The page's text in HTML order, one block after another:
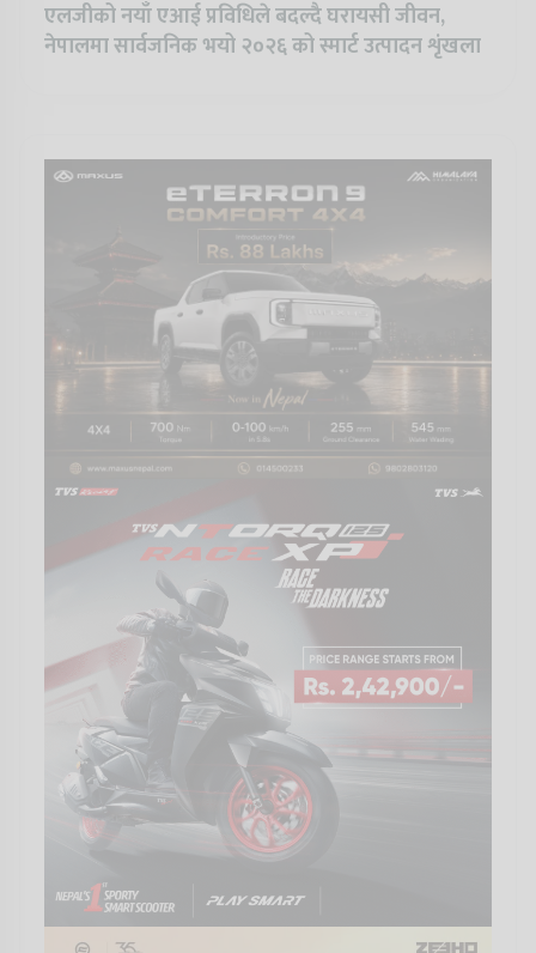
एलजीको नयाँ एआई प्रविधिले बदल्दै घरायसी जीवन,
नेपालमा सार्वजनिक भयो २०२६ को स्मार्ट उत्पादन शृंखला